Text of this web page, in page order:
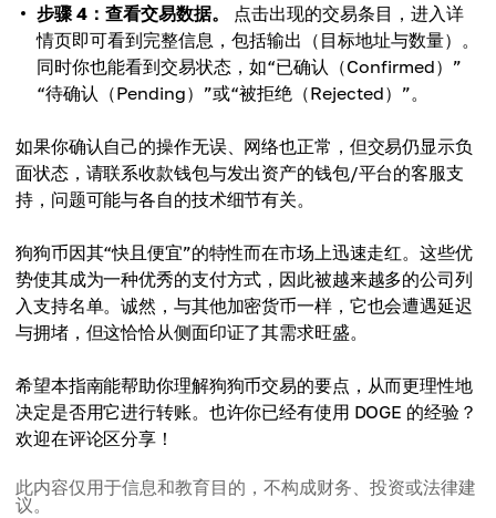
步骤 4：查看交易数据。
点击出现的交易条目，进入详
情页即可看到完整信息，包括输出（目标地址与数量）。
同时你也能看到交易状态，如“已确认（Confirmed）”
“待确认（Pending）”或“被拒绝（Rejected）”。
如果你确认自己的操作无误、网络也正常，但交易仍显示负
面状态，请联系收款钱包与发出资产的钱包/平台的客服支
持，问题可能与各自的技术细节有关。
狗狗币因其“快且便宜”的特性而在市场上迅速走红。这些优
势使其成为一种优秀的支付方式，因此被越来越多的公司列
入支持名单。诚然，与其他加密货币一样，它也会遭遇延迟
与拥堵，但这恰恰从侧面印证了其需求旺盛。
希望本指南能帮助你理解狗狗币交易的要点，从而更理性地
决定是否用它进行转账。也许你已经有使用 DOGE 的经验？
欢迎在评论区分享！
此内容仅用于信息和教育目的，不构成财务、投资或法律建
议。